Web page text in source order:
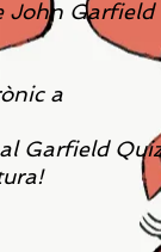
John Garfield
a
Garfield Quiz